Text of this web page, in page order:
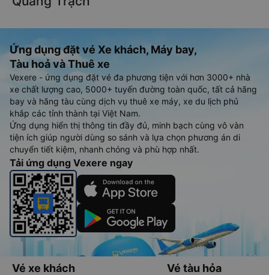
Ứng dụng đặt vé Xe khách, Máy bay,
Tàu hoả và Thuê xe
Vexere - ứng dụng đặt vé đa phương tiện với hơn 3000+ nhà
xe chất lượng cao, 5000+ tuyến đường toàn quốc, tất cả hãng
bay và hãng tàu cùng dịch vụ thuê xe máy, xe du lịch phủ
khắp các tỉnh thành tại Việt Nam.
Ứng dụng hiển thị thông tin đầy đủ, minh bạch cùng vô vàn
tiện ích giúp người dùng so sánh và lựa chọn phương án di
chuyển tiết kiệm, nhanh chóng và phù hợp nhất.
Tải ứng dụng Vexere ngay
Vé xe khách Vé tàu hỏa